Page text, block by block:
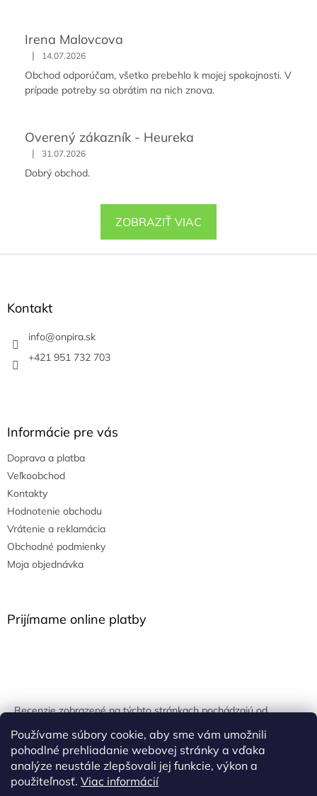
Používame súbory cookie, aby sme vám umožnili
pohodlné prehliadanie webovej stránky a vďaka
analýze neustále zlepšovali jej funkcie, výkon a
použiteľnosť. Viac informácií
Irena Malovcova
| 14.07.2026
Obchod odporúčam, všetko prebehlo k mojej spokojnosti. V
prípade potreby sa obrátim na nich znova.
Overený zákazník - Heureka
| 31.07.2026
Dobrý obchod.
ZOBRAZIŤ VIAC
Z
Kontakt
info@onpira.sk
+421 951 732 703
Informácie pre vás
Doprava a platba
Veľkoobchod
Kontakty
Hodnotenie obchodu
Vrátenie a reklamácia
Obchodné podmienky
Moja objednávka
Prijímame online platby
Recenzie zobrazené na týchto stránkach pochádzajú od
unikátnych kľúčov generovaných na základe údajov z
uskutočnenej objednávky.